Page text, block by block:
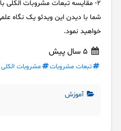
2- مقایسه تبعات مشروبات الکلی با کرونا
شما با دیدن این ویدئو یک نگاه
خواهید نمود.
تبعات مشروبات مشروبات الکلی
آموزش